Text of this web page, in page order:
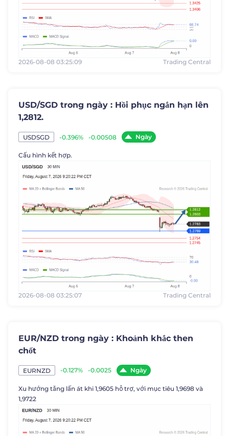
2026-08-08 03:25:09 Trading Central
USD/SGD trong ngày : Hồi phục ngắn hạn lên
1,2812.
USDSGD -0.396% -0.00508 Ngày
Cấu hình kết hợp.
2026-08-08 03:25:07 Trading Central
EUR/NZD trong ngày : Khoảnh khắc then
chốt
EURNZD -0.127% -0.0025 Ngày
Xu hướng tăng lấn át khi 1,9605 hỗ trợ, với mục tiêu 1,9698 và
1,9722